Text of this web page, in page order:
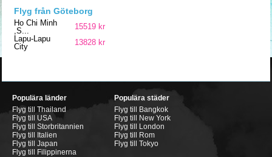
Flyg från Göteborg
Ho Chi Minh
,S...
15519 kr
Lapu-Lapu
City
13828 kr
Populära länder
Flyg till Thailand
Flyg till USA
Flyg till Storbritannien
Flyg till Italien
Flyg till Japan
Flyg till Filippinerna
Populära städer
Flyg till Bangkok
Flyg till New York
Flyg till London
Flyg till Rom
Flyg till Tokyo